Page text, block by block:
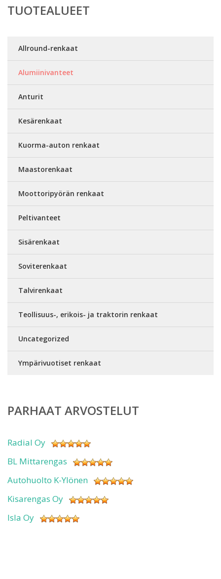
TUOTEALUEET
Allround-renkaat
Alumiinivanteet
Anturit
Kesärenkaat
Kuorma-auton renkaat
Maastorenkaat
Moottoripyörän renkaat
Peltivanteet
Sisärenkaat
Soviterenkaat
Talvirenkaat
Teollisuus-, erikois- ja traktorin renkaat
Uncategorized
Ympärivuotiset renkaat
PARHAAT ARVOSTELUT
Radial Oy
BL Mittarengas
Autohuolto K-Ylönen
Kisarengas Oy
Isla Oy